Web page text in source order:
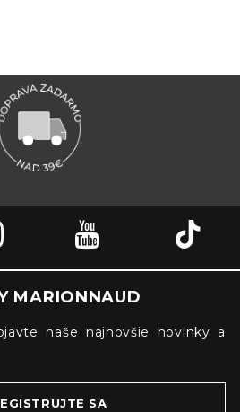
MARIONNAUD
naše najnovšie novinky a
SA